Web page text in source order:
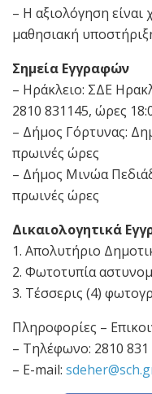
– Η αξιολόγηση είναι
μαθησιακή
Σημεία Εγγραφών
– Ηράκλειο: ΣΔΕ
2810 831145, ώρες
– Δήμος Γόρτυνας:
πρωινές ώρες
– Δήμος Μινώα
πρωινές ώρες
Δικαιολογητικά
1. Απολυτήριο
2. Φωτοτυπία
3. Τέσσερις (4)
Πληροφορίες –
– Τηλέφωνο: 2810 831
– E-mail: